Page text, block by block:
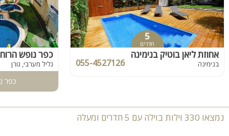
5
חדרים
אחוזת ליאן בוטיק בנימינה
בנימינה 055-4527126
כפר נופש
גליל מערבי, גורן
כפר
נמצאו 330 וילות בוילה עם 5 חדרים ומעלה